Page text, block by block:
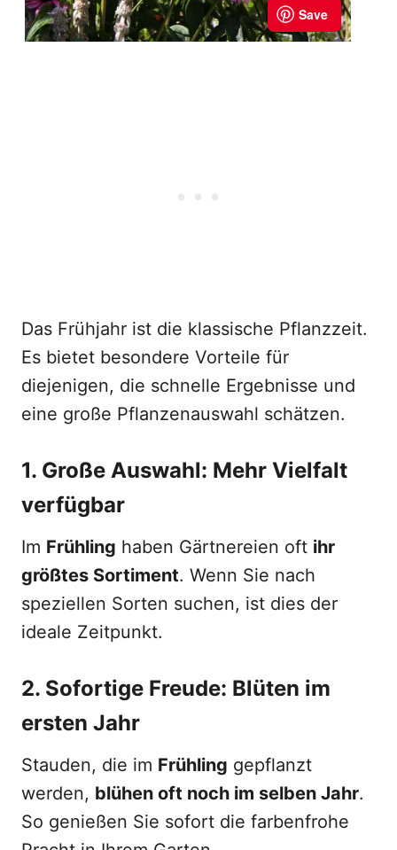
Das Frühjahr ist die klassische Pflanzzeit.
Es bietet besondere Vorteile für
diejenigen, die schnelle Ergebnisse und
eine große Pflanzenauswahl schätzen.
1. Große Auswahl: Mehr Vielfalt
verfügbar
Im Frühling haben Gärtnereien oft ihr
größtes Sortiment. Wenn Sie nach
speziellen Sorten suchen, ist dies der
ideale Zeitpunkt.
2. Sofortige Freude: Blüten im
ersten Jahr
Stauden, die im Frühling gepflanzt
werden, blühen oft noch im selben Jahr.
So genießen Sie sofort die farbenfrohe